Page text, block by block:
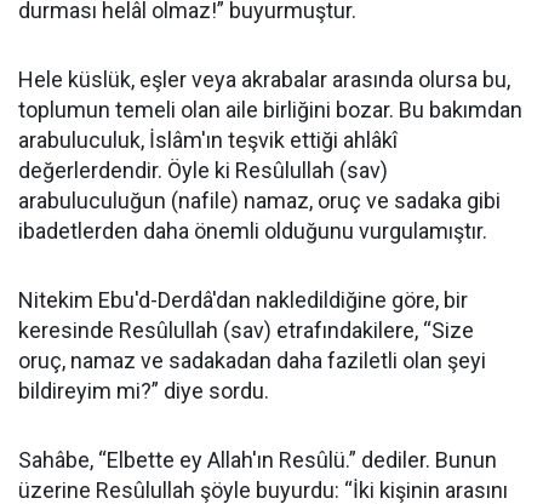
durması helâl olmaz!” buyurmuştur.
Hele küslük, eşler veya akrabalar arasında olursa bu,
toplumun temeli olan aile birliğini bozar. Bu bakımdan
arabuluculuk, İslâm'ın teşvik ettiği ahlâkî
değerlerdendir. Öyle ki Resûlullah (sav)
arabuluculuğun (nafile) namaz, oruç ve sadaka gibi
ibadetlerden daha önemli olduğunu vurgulamıştır.
Nitekim Ebu'd-Derdâ'dan nakledildiğine göre, bir
keresinde Resûlullah (sav) etrafındakilere, “Size
oruç, namaz ve sadakadan daha faziletli olan şeyi
bildireyim mi?” diye sordu.
Sahâbe, “Elbette ey Allah'ın Resûlü.” dediler. Bunun
üzerine Resûlullah şöyle buyurdu: “İki kişinin arasını